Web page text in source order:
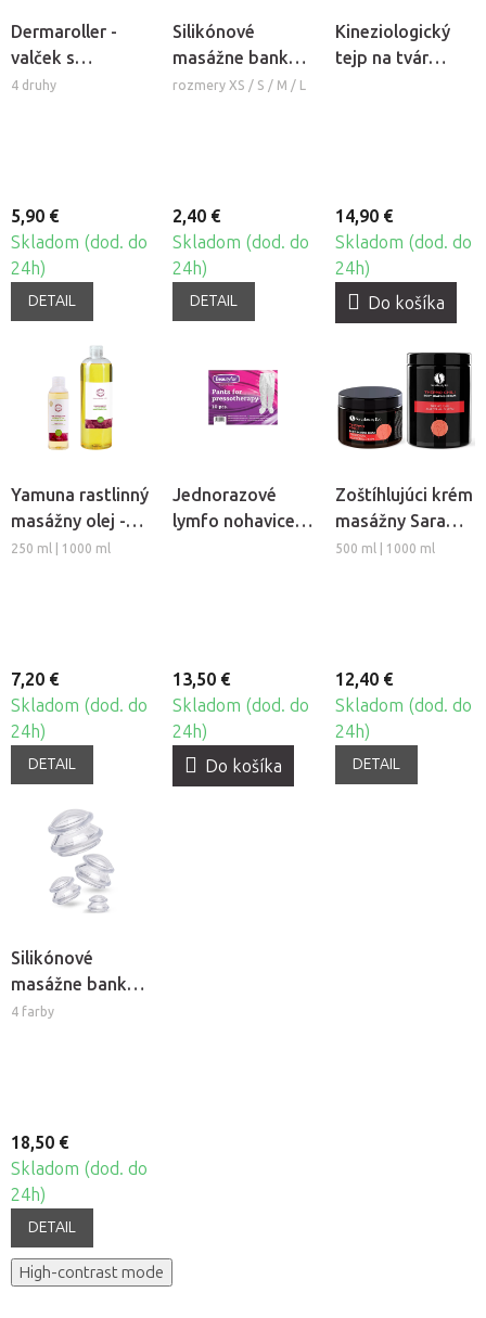
Dermaroller -
valček s
mikroihlami
4 druhy
5,90 €
Skladom (dod. do
24h)
DETAIL
Silikónové
masážne banky
Fabulo Bell
rozmery XS / S / M / L
2,40 €
Skladom (dod. do
24h)
DETAIL
Kineziologický
tejp na tvár
14,90 €
Skladom (dod. do
24h)
Do košíka
Yamuna rastlinný
masážny olej -
Hrozno
250 ml | 1000 ml
7,20 €
Skladom (dod. do
24h)
DETAIL
Jednorazové
lymfo nohavice z
13,50 €
Skladom (dod. do
24h)
Do košíka
Zoštíhlujúci krém
masážny Sara
Beauty Spa -
500 ml | 1000 ml
12,40 €
Skladom (dod. do
24h)
DETAIL
Silikónové
masážne banky
Fabulo
4 farby
18,50 €
Skladom (dod. do
24h)
DETAIL
High-contrast mode